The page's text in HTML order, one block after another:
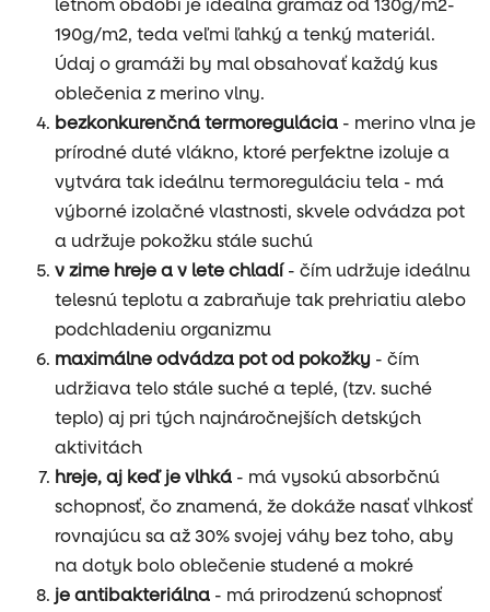
letnom období je ideálna gramáž od 130g/m2-
190g/m2, teda veľmi ľahký a tenký materiál.
Údaj o gramáži by mal obsahovať každý kus
oblečenia z merino vlny.
bezkonkurenčná termoregulácia - merino vlna je
prírodné duté vlákno, ktoré perfektne izoluje a
vytvára tak ideálnu termoreguláciu tela - má
výborné izolačné vlastnosti, skvele odvádza pot
a udržuje pokožku stále suchú
v zime hreje a v lete chladí- čím udržuje ideálnu
telesnú teplotu a zabraňuje tak prehriatiu alebo
podchladeniu organizmu
maximálne odvádza pot od pokožky - čím
udržiava telo stále suché a teplé, (tzv. suché
teplo) aj pri tých najnáročnejších detských
aktivitách
hreje, aj keď je vlhká - má vysokú absorbčnú
schopnosť, čo znamená, že dokáže nasať vlhkosť
rovnajúcu sa až 30% svojej váhy bez toho, aby
na dotyk bolo oblečenie studené a mokré
je antibakteriálna - má prirodzenú schopnosť